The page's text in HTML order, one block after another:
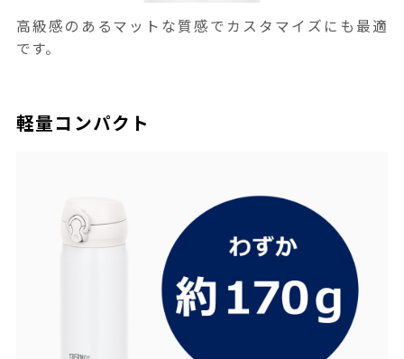
高級感のあるマットな質感でカスタマイズにも最適
です。
軽量コンパクト